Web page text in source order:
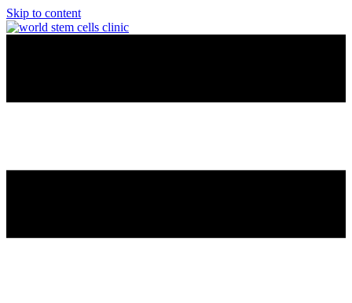
Skip to content